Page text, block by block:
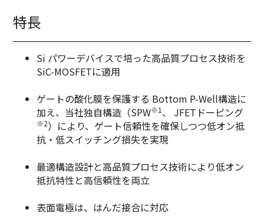
特長
Si パワーデバイスで培った高品質プロセス技術を
SiC-MOSFETに適用
ゲートの酸化膜を保護する Bottom P-Well構造に
加え、当社独自構造（SPW※1、 JFETドーピング
※2）により、ゲート信頼性を確保しつつ低オン抵
抗・低スイッチング損失を実現
最適構造設計と高品質プロセス技術により低オン
抵抗特性と高信頼性を両立
表面電極は、はんだ接合に対応